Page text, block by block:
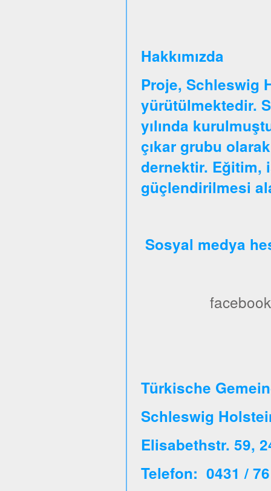
Hakkımızda
Proje, Schleswig
yürütülmektedir.
yılında
çıkar grubu
dernektir. Eğitim,
güçlendirilmesi
Sosyal medya
Türkische
Schleswig
Elisabethstr. 59,
Telefon: 0431 /